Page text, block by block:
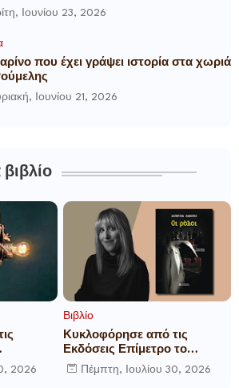
General
Ιουνίου 23, 2026
που έχει γράψει ιστορία στα χωριά
Ιουνίου 21, 2026
Θ.
2026
Βιβλίο
Κυκλοφόρησε από τις
Εκδόσεις Επίμετρο το
αστυνομικό μυθιστόρημα της
Κατερίνας Πανούση Οι ρόλοι
Πέμπτη, Ιουλίου 30, 2026